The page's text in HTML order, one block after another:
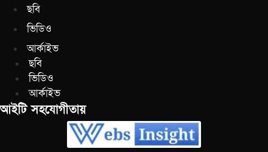
ছবি
ভিডিও
আর্কাইভ
ছবি
ভিডিও
আর্কাইভ
আইটি সহযোগীতায়